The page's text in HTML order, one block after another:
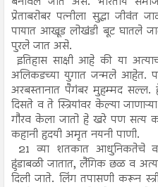
प्रेताबरोबर पत्नीला सुद्धा
पायात आखूड लोखंडी बूट घातले
पुरले जात असे.
इतिहास साक्षी आहे की या
अलिकडच्या युगात जन्मले आहेत.
अरबस्तानात पैगंबर मुहम्मद सल्ल.
दिसते व ते स्त्रियांवर केल्या
गौरव केला जातो हे खरे पण सत्य
कहानी हृदयी अमृत नयनी पाणी.
21 व्या शतकात आधुनिकतेचे
हुंडाबळी जातात, लैंगिक छळ व
दिली जाते. लिंग तपासणी करून